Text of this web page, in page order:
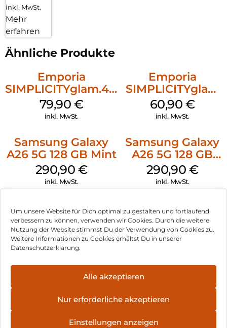
Um unsere Website für Dich optimal zu gestalten und fortlaufend
verbessern zu können, verwenden wir Cookies. Durch die weitere
Nutzung der Website stimmst Du der Verwendung von Cookies zu.
Weitere Informationen zu Cookies erhältst Du in unserer
Datenschutzerklärung.
Alle akzeptieren
Nur erforderliche akzeptieren
Einstellungen anzeigen
inkl. MwSt.
Mehr
erfahren
Ähnliche Produkte
Emporia
SIMPLICITYglam.4G
Schwarz
79,90 €
inkl. MwSt.
Emporia
SIMPLICITYglam
Schwarz
60,90 €
inkl. MwSt.
Samsung Galaxy
A26 5G 128 GB Mint
290,90 €
inkl. MwSt.
Samsung Galaxy
A26 5G 128 GB
White
290,90 €
inkl. MwSt.
Samsung Galaxy
S25 Ultra 512 GB
Titanium
Whitesilver
1.592,90€
inkl. MwSt.
Samsung Galaxy
S25 128 GB Navy
599,90€
Samsung Galaxy
Shadow
594,90€
Samsung Galaxy
Icyblue
975,90